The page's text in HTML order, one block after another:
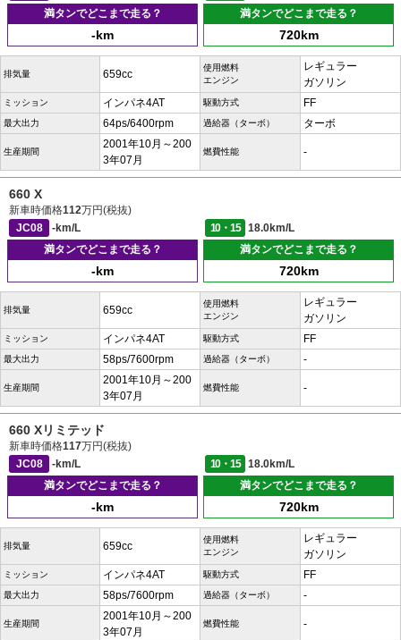
満タンでどこまで走る？
-km
満タンでどこまで走る？
720km
排気量 659cc
使用燃料
エンジン
レギュラー
ガソリン
ミッション インパネ4AT 駆動方式 FF
最大出力 64ps/6400rpm 過給器（ターボ） ターボ
生産期間
2001年10月～200
3年07月
燃費性能 -
660 X
新車時価格112万円(税抜)
JC08
-km/L 10・15
18.0km/L
満タンでどこまで走る？
-km
満タンでどこまで走る？
720km
排気量 659cc
使用燃料
エンジン
レギュラー
ガソリン
ミッション インパネ4AT 駆動方式 FF
最大出力 58ps/7600rpm 過給器（ターボ） -
生産期間
2001年10月～200
3年07月
燃費性能 -
660 Xリミテッド
新車時価格117万円(税抜)
JC08
-km/L 10・15
18.0km/L
満タンでどこまで走る？
-km
満タンでどこまで走る？
720km
排気量 659cc
使用燃料
エンジン
レギュラー
ガソリン
ミッション インパネ4AT 駆動方式 FF
最大出力 58ps/7600rpm 過給器（ターボ） -
生産期間
2001年10月～200
3年07月
燃費性能 -